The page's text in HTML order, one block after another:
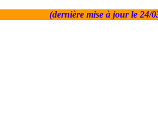
(dernière mise à jour le 24/